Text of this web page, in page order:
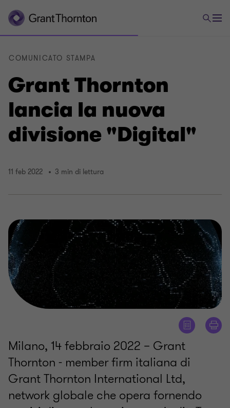
Grant Thornton
lancia la nuova
divisione "Digital"
COMUNICATO STAMPA
11 feb 2022 3 min di lettura
Milano, 14 febbraio 2022 – Grant
Thornton - member firm italiana di
Grant Thornton International Ltd,
network globale che opera fornendo